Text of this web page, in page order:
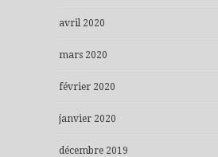
avril 2020
mars 2020
février 2020
janvier 2020
décembre 2019